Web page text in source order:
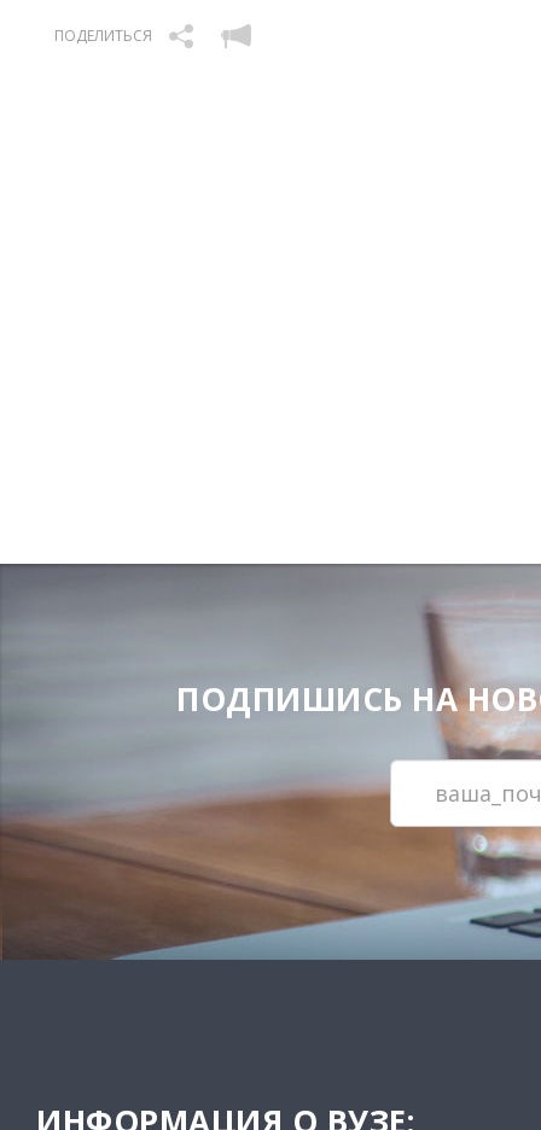
ПОДЕЛИТЬСЯ
ПОДПИШИСЬ НА
ИНФОРМАЦИЯ О ВУЗЕ: